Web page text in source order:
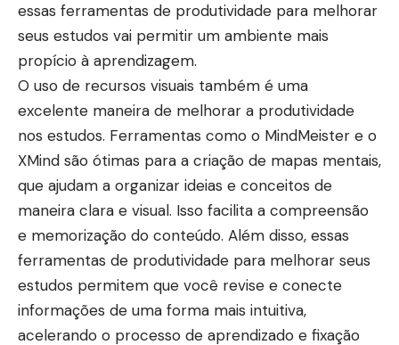
essas ferramentas de produtividade para melhorar
seus estudos vai permitir um ambiente mais
propício à aprendizagem.
O uso de recursos visuais também é uma
excelente maneira de melhorar a produtividade
nos estudos. Ferramentas como o MindMeister e o
XMind são ótimas para a criação de mapas mentais,
que ajudam a organizar ideias e conceitos de
maneira clara e visual. Isso facilita a compreensão
e memorização do conteúdo. Além disso, essas
ferramentas de produtividade para melhorar seus
estudos permitem que você revise e conecte
informações de uma forma mais intuitiva,
acelerando o processo de aprendizado e fixação